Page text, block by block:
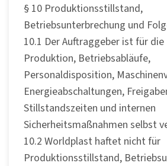
§ 10 Produktionsstillstand,
Betriebsunterbrechung und
10.1 Der Auftraggeber ist für
Produktion, Betriebsabläufe,
Personaldisposition,
Energieabschaltungen,
Stillstandszeiten und internen
Sicherheitsmaßnahmen selbst
10.2 Worldplast haftet nicht für
Produktionsstillstand,